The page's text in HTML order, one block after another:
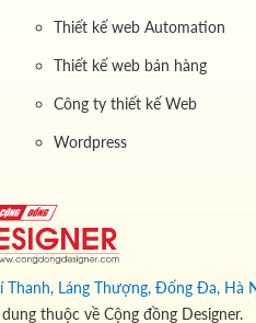
Thiết kế web Automation
Thiết kế web bán hàng
Công ty thiết kế Web
Wordpress
Thanh, Láng Thượng, Đống Đa, Hà
thuộc về Cộng đồng Designer.